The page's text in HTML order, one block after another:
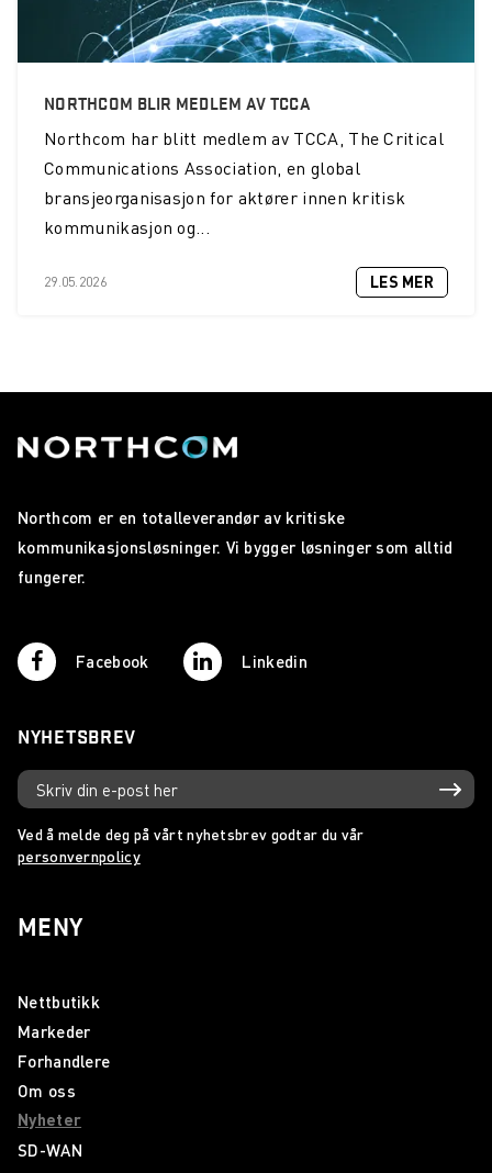
NORTHCOM BLIR MEDLEM AV TCCA
Northcom har blitt medlem av TCCA, The Critical
Communications Association, en global
bransjeorganisasjon for aktører innen kritisk
kommunikasjon og...
29.05.2026 LES MER
Northcom er en totalleverandør av kritiske
kommunikasjonsløsninger. Vi bygger løsninger som alltid
fungerer.
Facebook Linkedin
NYHETSBREV
Ved å melde deg på vårt nyhetsbrev godtar du vår
personvernpolicy
MENY
Nettbutikk
Markeder
Forhandlere
Om oss
Nyheter
SD-WAN